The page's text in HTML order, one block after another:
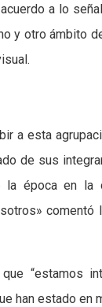
a lo
y otro ámbito
a esta
de sus
época en la
“estamos
han estado en